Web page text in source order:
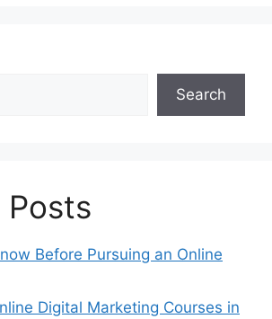
Search
Posts
Before Pursuing an Online
Digital Marketing Courses in